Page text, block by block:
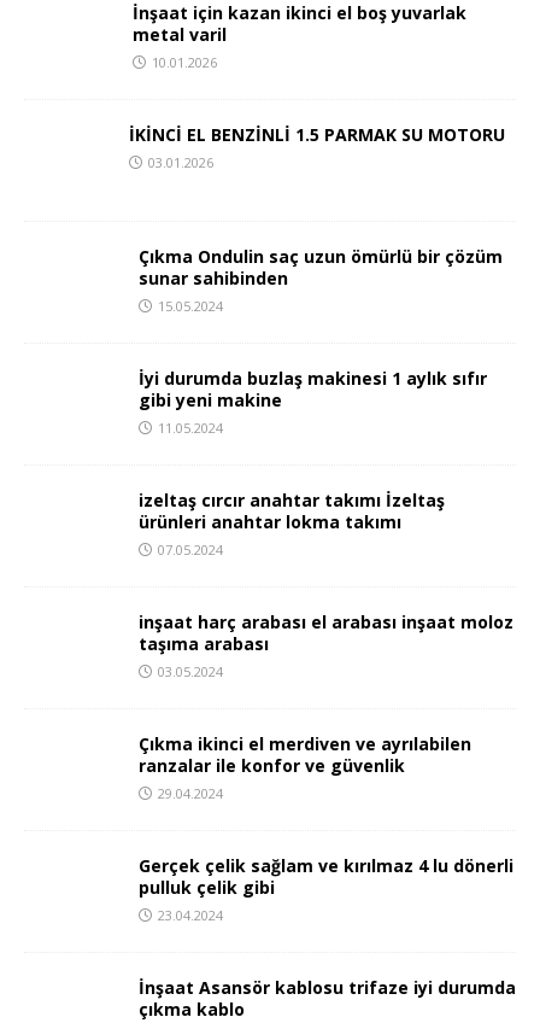
İnşaat için kazan ikinci el boş yuvarlak
metal varil
10.01.2026
İKİNCİ EL BENZİNLİ 1.5 PARMAK SU MOTORU
03.01.2026
Çıkma Ondulin saç uzun ömürlü bir çözüm
sunar sahibinden
15.05.2024
İyi durumda buzlaş makinesi 1 aylık sıfır
gibi yeni makine
11.05.2024
izeltaş cırcır anahtar takımı İzeltaş
ürünleri anahtar lokma takımı
07.05.2024
inşaat harç arabası el arabası inşaat moloz
taşıma arabası
03.05.2024
Çıkma ikinci el merdiven ve ayrılabilen
ranzalar ile konfor ve güvenlik
29.04.2024
Gerçek çelik sağlam ve kırılmaz 4 lu dönerli
pulluk çelik gibi
23.04.2024
İnşaat Asansör kablosu trifaze iyi durumda
çıkma kablo